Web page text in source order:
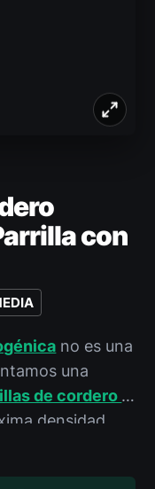
con
no es una
una
de cordero a
densidad
estricta. Este